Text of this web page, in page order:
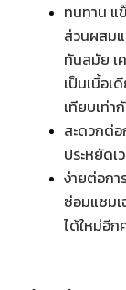
ทนทาน แ
ส่วนผสม
ทันสมัย เ
เป็นเนื้อเ
เทียบเท่
สะดวกต่
ประหยัดเ
ง่ายต่อกา
ซ่อมแซมเ
ได้ใหม่อี